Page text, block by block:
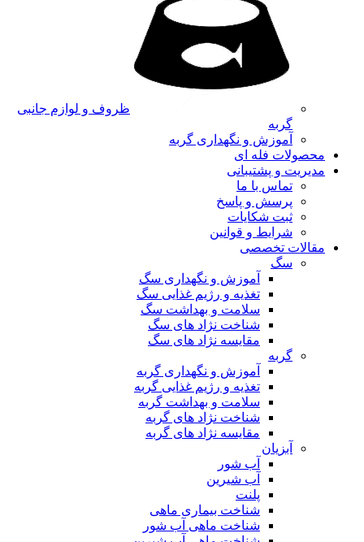
ظروف و لوازم جانبی
گربه
آموزش و نگهداری گربه
محصولات فله ای
مدیریت و پشتیبانی
تماس با ما
پرسش و پاسخ
ثبت شکایات
شرایط و قوانین
مقالات تخصصی
سگ
آموزش و نگهداری سگ
تغذیه و رژیم غذایی سگ
سلامت و بهداشت سگ
شناخت نژاد های سگ
مقایسه نژاد های سگ
گربه
آموزش و نگهداری گربه
تغذیه و رژیم غذایی گربه
سلامت و بهداشت گربه
شناخت نژاد های گربه
مقایسه نژاد های گربه
آبزیان
آب شور
آب شیرین
پلنت
شناخت بیماری ماهی
شناخت ماهی آب شور